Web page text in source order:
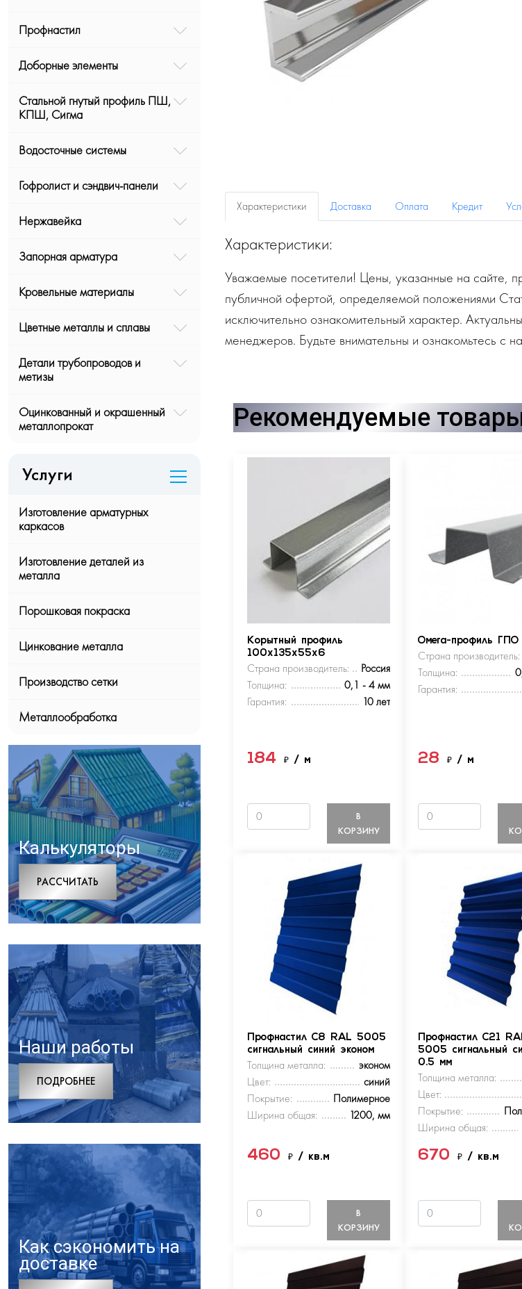
Профнастил
Доборные элементы
Стальной гнутый профиль ПШ,
КПШ, Сигма
Водосточные системы
Гофролист и сэндвич-панели
Нержавейка
Запорная арматура
Кровельные материалы
Цветные металлы и сплавы
Детали трубопроводов и
метизы
Оцинкованный и окрашенный
металлопрокат
Услуги
Изготовление арматурных
каркасов
Изготовление деталей из
металла
Порошковая покраска
Цинкование металла
Производство сетки
Металлообработка
Калькуляторы
РАCСЧИТАТЬ
Наши работы
ПОДРОБНЕЕ
Как сэкономить на
доставке
Характеристики Доставка Оплата Кредит
Характеристики:
Уважаемые посетители! Цены, указанные на сайте,
публичной офертой, определяемой положениями
исключительно ознакомительный характер.
менеджеров. Будьте внимательны и ознакомьтесь с
Рекомендуемые
Корытный профиль
100х135х55х6
Страна производитель:
Россия
Толщина:
0,1 - 4 мм
Гарантия:
10 лет
184₽/ м
В
КОРЗИНУ
Омега-профиль
Страна производитель:
Толщина:
Гарантия:
28₽/ м
Профнастил С8 RAL 5005
сигнальный синий эконом
Толщина металла:
эконом
Цвет:
синий
Покрытие:
Полимерное
Ширина общая:
1200, мм
460₽/ кв.м
В
КОРЗИНУ
Профнастил С21
5005 сигнальный
0.5 мм
Толщина металла:
Цвет:
Покрытие:
Ширина общая:
670₽/ кв.м